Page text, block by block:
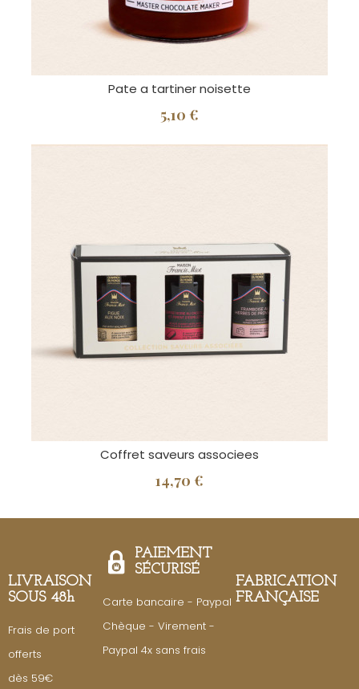
Pate a tartiner noisette
5,10 €
Coffret saveurs associees
14,70 €
LIVRAISON
SOUS 48h
Frais de port
offerts
dès 59€
PAIEMENT
SÉCURISÉ
Carte bancaire - Paypal
Chèque - Virement -
Paypal 4x sans frais
FABRICATION
FRANÇAISE